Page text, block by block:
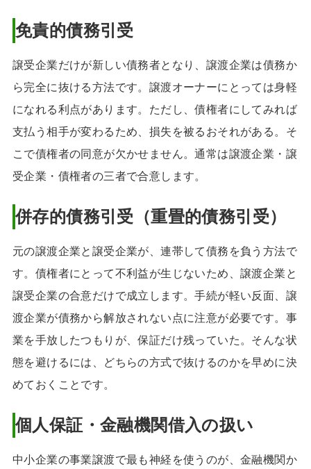
免責的債務引受
譲受企業だけが新しい債務者となり、譲渡企業は債務か
ら完全に抜ける方法です。譲渡オーナーにとっては身軽
になれる利点があります。ただし、債権者にしてみれば
支払う相手が変わるため、損失を被るおそれがある。そ
こで債権者の同意が欠かせません。通常は譲渡企業・譲
受企業・債権者の三者で合意します。
併存的債務引受（重畳的債務引受）
元の譲渡企業と譲受企業が、連帯して債務を負う方法で
す。債権者にとって不利益が生じないため、譲渡企業と
譲受企業の合意だけで成立します。手続が軽い反面、譲
渡企業が債務から解放されない点に注意が必要です。事
業を手放したつもりが、保証だけ残っていた。そんな状
態を避けるには、どちらの方式で抜けるのかを早めに決
めておくことです。
個人保証・金融機関借入の扱い
中小企業の事業譲渡で最も神経を使うのが、金融機関か